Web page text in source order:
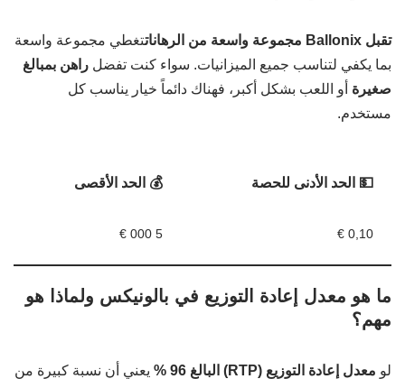
تقبل Ballonix مجموعة واسعة من الرهانات
تغطي مجموعة واسعة
بما يكفي لتناسب جميع الميزانيات. سواء كنت تفضل راهن بمبالغ
صغيرة أو اللعب بشكل أكبر، فهناك دائماً خيار يناسب كل
مستخدم.
💵 الحد الأدنى للحصة 💰 الحد الأقصى
0,10 €
5 000 €
ما هو معدل إعادة التوزيع في بالونيكس ولماذا هو
مهم؟
لو معدل إعادة التوزيع (RTP) البالغ 96 %
يعني أن نسبة كبيرة من